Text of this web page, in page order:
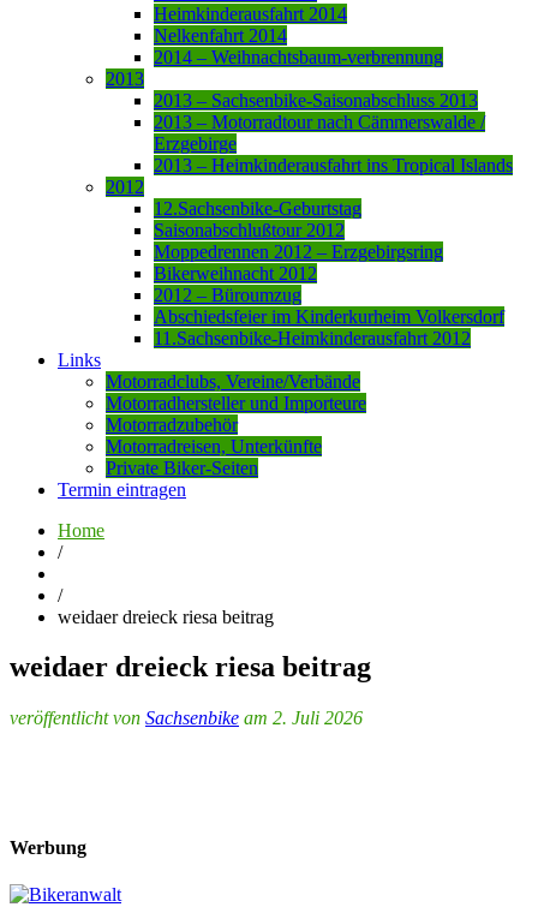
Heimkinderausfahrt 2014
Nelkenfahrt 2014
2014 – Weihnachtsbaum-verbrennung
2013
2013 – Sachsenbike-Saisonabschluss 2013
2013 – Motorradtour nach Cämmerswalde /
Erzgebirge
2013 – Heimkinderausfahrt ins Tropical Islands
2012
12.Sachsenbike-Geburtstag
Saisonabschlußtour 2012
Moppedrennen 2012 – Erzgebirgsring
Bikerweihnacht 2012
2012 – Büroumzug
Abschiedsfeier im Kinderkurheim Volkersdorf
11.Sachsenbike-Heimkinderausfahrt 2012
Links
Motorradclubs, Vereine/Verbände
Motorradhersteller und Importeure
Motorradzubehör
Motorradreisen, Unterkünfte
Private Biker-Seiten
Termin eintragen
Home
/
/
weidaer dreieck riesa beitrag
weidaer dreieck riesa beitrag
veröffentlicht von Sachsenbike am 2. Juli 2026
Werbung